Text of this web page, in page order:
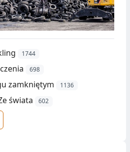
1744
698
zamkniętym 1136
świata 602